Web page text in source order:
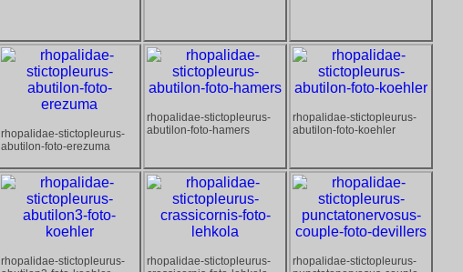
rhopalidae-stictopleurus-
abutilon-foto-erezuma
rhopalidae-stictopleurus-
abutilon-foto-hamers
rhopalidae-stictopleurus-
abutilon-foto-koehler
rhopalidae-stictopleurus-
rhopalidae-stictopleurus-
rhopalidae-stictopleurus-